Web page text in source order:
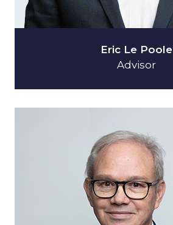
Eric Le Poole
Advisor